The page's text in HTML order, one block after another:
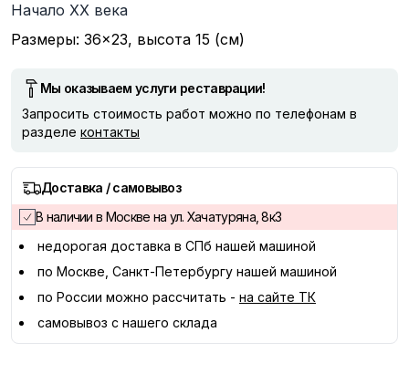
Начало ХХ века
Размеры: 36×23, высота 15 (см)
Мы оказываем услуги реставрации!
Запросить стоимость работ можно по телефонам в
разделе контакты
Доставка / самовывоз
В наличии в Москве на ул. Хачатуряна, 8к3
недорогая доставка в СПб нашей машиной
по Москве, Санкт-Петербургу нашей машиной
по России можно рассчитать - на сайте ТК
самовывоз с нашего склада